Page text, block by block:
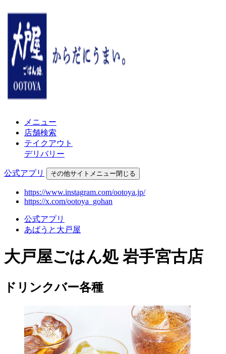
メニュー
店舗検索
テイクアウト
デリバリー
公式アプリ その他サイトメニュー閉じる
https://www.instagram.com/ootoya.jp/
https://x.com/ootoya_gohan
公式アプリ
あばうと大戸屋
大戸屋ごはん処 岩手宮古店
ドリンクバー各種